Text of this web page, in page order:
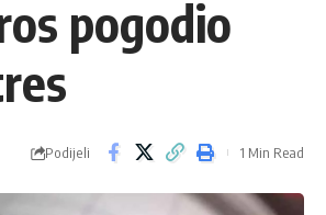
pogodio
Podijeli 1 Min Read